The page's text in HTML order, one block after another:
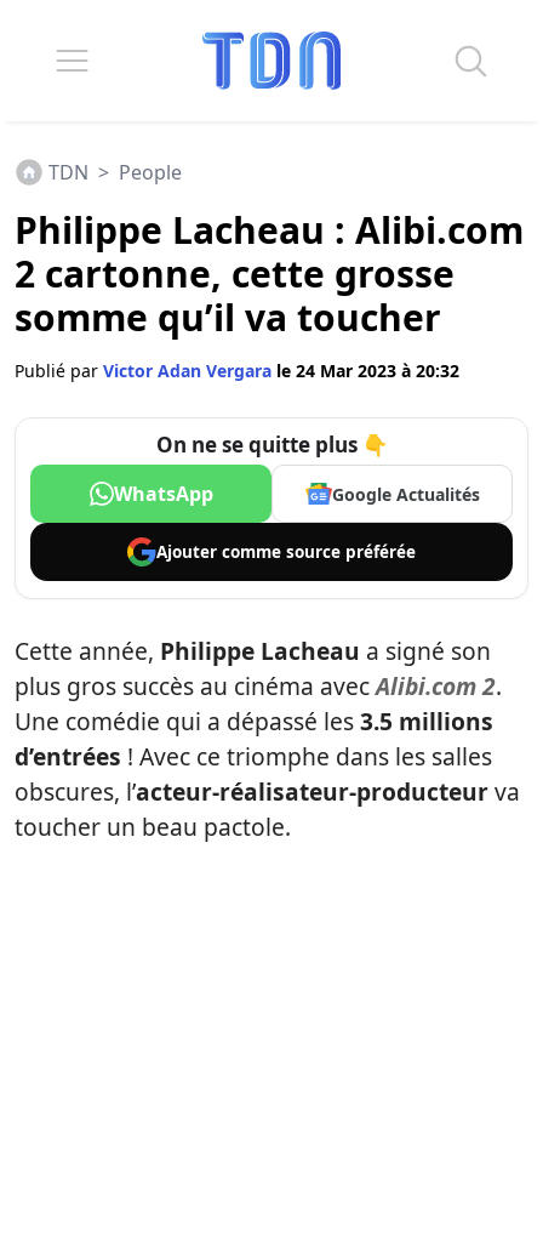
TDN > People
Philippe Lacheau : Alibi.com
2 cartonne, cette grosse
somme qu’il va toucher
Publié par Victor Adan Vergara le 24 Mar 2023 à 20:32
On ne se quitte plus 👇
WhatsApp Google Actualités
Ajouter comme source préférée
Cette année, Philippe Lacheau a signé son
plus gros succès au cinéma avecAlibi.com 2.
Une comédie qui a dépassé les3.5 millions
d’entrées ! Avec ce triomphe dans les salles
obscures, l’acteur-réalisateur-producteurva
toucher un beau pactole.